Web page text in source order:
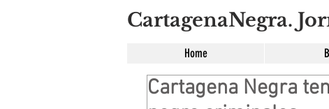
CartagenaNegra.
Cartagena Negra
Home